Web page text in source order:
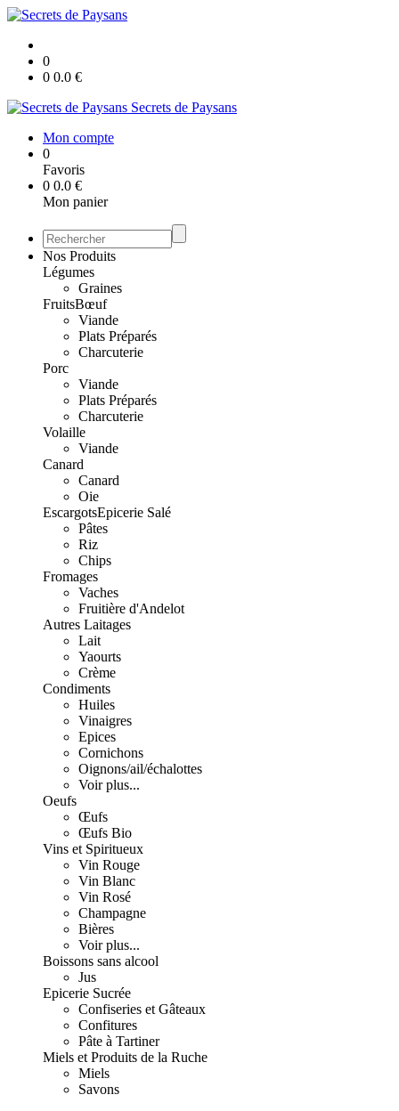
0
0 0.0 €
Secrets de Paysans
Mon compte
0
Favoris
0 0.0 €
Mon panier
Nos Produits
Légumes
Graines
FruitsBœuf
Viande
Plats Préparés
Charcuterie
Porc
Viande
Plats Préparés
Charcuterie
Volaille
Viande
Canard
Canard
Oie
EscargotsEpicerie Salé
Pâtes
Riz
Chips
Fromages
Vaches
Fruitière d'Andelot
Autres Laitages
Lait
Yaourts
Crème
Condiments
Huiles
Vinaigres
Epices
Cornichons
Oignons/ail/échalottes
Voir plus...
Oeufs
Œufs
Œufs Bio
Vins et Spiritueux
Vin Rouge
Vin Blanc
Vin Rosé
Champagne
Bières
Voir plus...
Boissons sans alcool
Jus
Epicerie Sucrée
Confiseries et Gâteaux
Confitures
Pâte à Tartiner
Miels et Produits de la Ruche
Miels
Savons